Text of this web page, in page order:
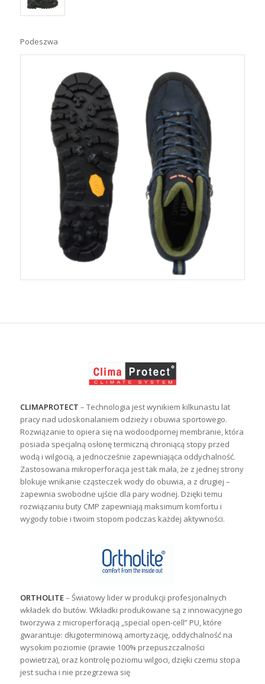
Podeszwa
CLIMAPROTECT – Technologia jest wynikiem kilkunastu lat
pracy nad udoskonalaniem odzieży i obuwia sportowego.
Rozwiązanie to opiera się na wodoodpornej membranie, która
posiada specjalną osłonę termiczną chroniącą stopy przed
wodą i wilgocią, a jednocześnie zapewniająca oddychalność.
Zastosowana mikroperforacja jest tak mała, że z jednej strony
blokuje wnikanie cząsteczek wody do obuwia, a z drugiej –
zapewnia swobodne ujście dla pary wodnej. Dzięki temu
rozwiązaniu buty CMP zapewniają maksimum komfortu i
wygody tobie i twoim stopom podczas każdej aktywności.
ORTHOLITE– Światowy lider w produkcji profesjonalnych
wkładek do butów. Wkładki produkowane są z innowacyjnego
tworzywa z microperforacją „special open-cell” PU, które
gwarantuje: długoterminową amortyzację, oddychalność na
wysokim poziomie (prawie 100% przepuszczalności
powietrza), oraz kontrolę poziomu wilgoci, dzięki czemu stopa
jest sucha i nie przegrzewa się